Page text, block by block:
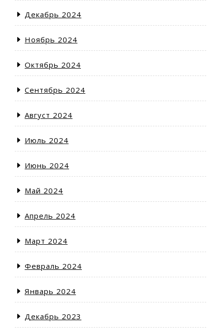
Декабрь 2024
Ноябрь 2024
Октябрь 2024
Сентябрь 2024
Август 2024
Июль 2024
Июнь 2024
Май 2024
Апрель 2024
Март 2024
Февраль 2024
Январь 2024
Декабрь 2023